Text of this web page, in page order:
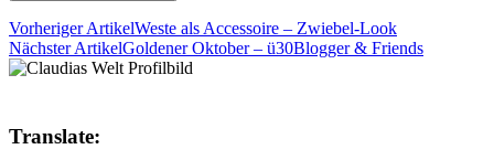
Vorheriger ArtikelWeste als Accessoire – Zwiebel-Look
Nächster ArtikelGoldener Oktober – ü30Blogger & Friends
Translate: